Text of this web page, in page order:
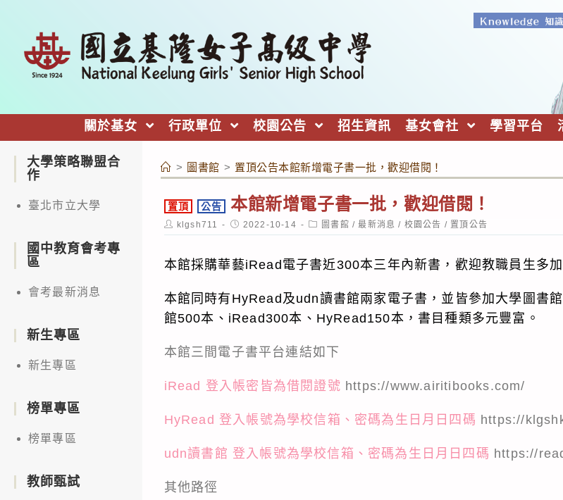
關於基女 行政單位 校園公告 招生資訊 基女會社 學習平台
> 圖書館 > 置頂公告本館新增電子書一批，歡迎借閱！
置頂 公告 本館新增電子書一批，歡迎借閱！
Post
author:
klgsh711
Post
published:
2022-10-14
Post
category:
圖書館 / 最新消息 / 校園公告 / 置頂公告
本館採購華藝iRead電子書近300本三年內新書，歡迎教職員生多加
本館同時有HyRead及udn讀書館兩家電子書，並皆參加大學圖書
館500本、iRead300本、HyRead150本，書目種類多元豐富。
本館三間電子書平台連結如下
iRead 登入帳密皆為借閱證號 https://www.airitibooks.com/
HyRead 登入帳號為學校信箱、密碼為生日月日四碼 https://
udn讀書館 登入帳號為學校信箱、密碼為生日月日四碼 https://
其他路徑
大學策略聯盟合
作
臺北市立大學
國中教育會考專
區
會考最新消息
新生專區
新生專區
榜單專區
榜單專區
教師甄試